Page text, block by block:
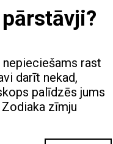
rast
darīt nekad,
palīdzēs jums
zīmju